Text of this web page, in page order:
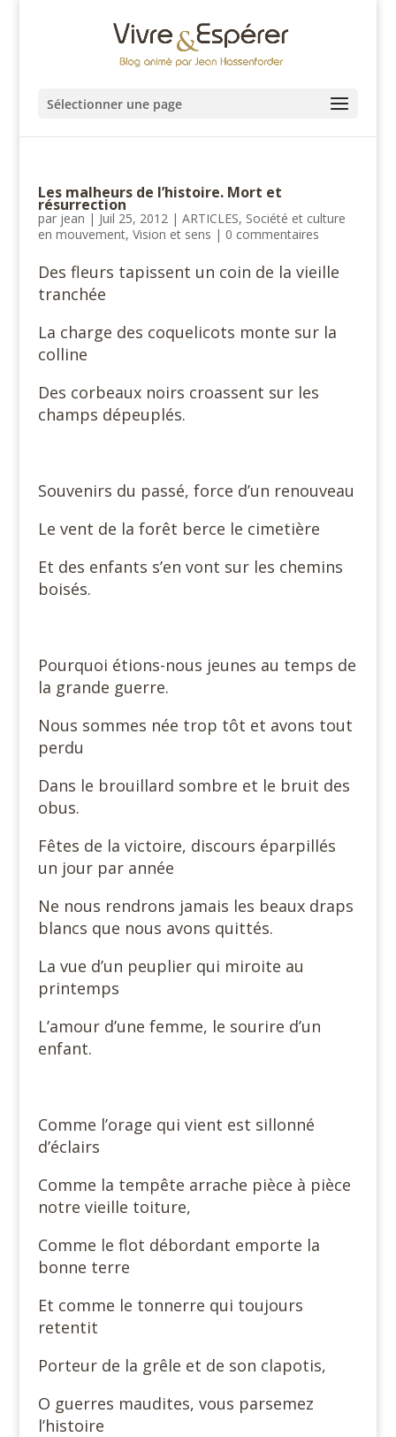
Sélectionner une page
Les malheurs de l’histoire. Mort et
résurrection
par jean | Juil 25, 2012| ARTICLES, Société et culture
en mouvement, Vision et sens | 0 commentaires
Des fleurs tapissent un coin de la vieille
tranchée
La charge des coquelicots monte sur la
colline
Des corbeaux noirs croassent sur les
champs dépeuplés.
Souvenirs du passé, force d’un renouveau
Le vent de la forêt berce le cimetière
Et des enfants s’en vont sur les chemins
boisés.
Pourquoi étions-nous jeunes au temps de
la grande guerre.
Nous sommes née trop tôt et avons tout
perdu
Dans le brouillard sombre et le bruit des
obus.
Fêtes de la victoire, discours éparpillés
un jour par année
Ne nous rendrons jamais les beaux draps
blancs que nous avons quittés.
La vue d’un peuplier qui miroite au
printemps
L’amour d’une femme, le sourire d’un
enfant.
Comme l’orage qui vient est sillonné
d’éclairs
Comme la tempête arrache pièce à pièce
notre vieille toiture,
Comme le flot débordant emporte la
bonne terre
Et comme le tonnerre qui toujours
retentit
Porteur de la grêle et de son clapotis,
O guerres maudites, vous parsemez
l’histoire